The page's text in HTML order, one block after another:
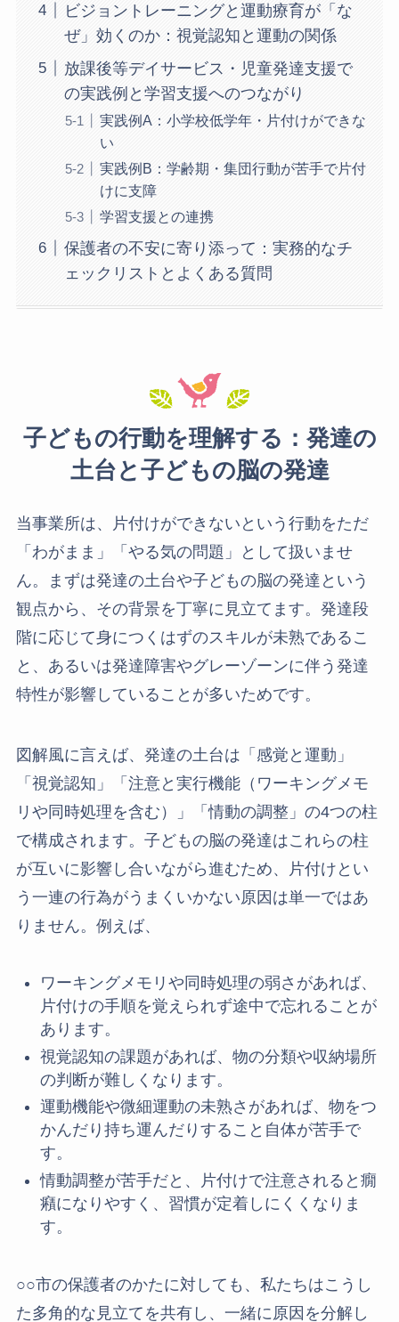
ビジョントレーニングと運動療育が「な
ぜ」効くのか：視覚認知と運動の関係
放課後等デイサービス・児童発達支援で
の実践例と学習支援へのつながり
実践例A：小学校低学年・片付けができな
い
実践例B：学齢期・集団行動が苦手で片付
けに支障
学習支援との連携
保護者の不安に寄り添って：実務的なチ
ェックリストとよくある質問
子どもの行動を理解する：発達の
土台と子どもの脳の発達
当事業所は、片付けができないという行動をただ
「わがまま」「やる気の問題」として扱いませ
ん。まずは発達の土台や子どもの脳の発達という
観点から、その背景を丁寧に見立てます。発達段
階に応じて身につくはずのスキルが未熟であるこ
と、あるいは発達障害やグレーゾーンに伴う発達
特性が影響していることが多いためです。
図解風に言えば、発達の土台は「感覚と運動」
「視覚認知」「注意と実行機能（ワーキングメモ
リや同時処理を含む）」「情動の調整」の4つの柱
で構成されます。子どもの脳の発達はこれらの柱
が互いに影響し合いながら進むため、片付けとい
う一連の行為がうまくいかない原因は単一ではあ
りません。例えば、
ワーキングメモリや同時処理の弱さがあれば、
片付けの手順を覚えられず途中で忘れることが
あります。
視覚認知の課題があれば、物の分類や収納場所
の判断が難しくなります。
運動機能や微細運動の未熟さがあれば、物をつ
かんだり持ち運んだりすること自体が苦手で
す。
情動調整が苦手だと、片付けで注意されると癇
癪になりやすく、習慣が定着しにくくなりま
す。
○○市の保護者のかたに対しても、私たちはこうし
た多角的な見立てを共有し、一緒に原因を分解し